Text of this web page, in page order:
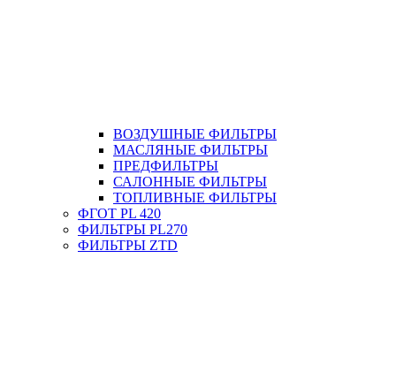
ВОЗДУШНЫЕ ФИЛЬТРЫ
МАСЛЯНЫЕ ФИЛЬТРЫ
ПРЕДФИЛЬТРЫ
САЛОННЫЕ ФИЛЬТРЫ
ТОПЛИВНЫЕ ФИЛЬТРЫ
ФГОТ PL 420
ФИЛЬТРЫ PL270
ФИЛЬТРЫ ZTD